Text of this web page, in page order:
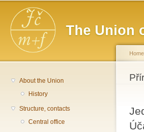
The Union
Main menu
About the Union
History
Structure, contacts
Central office
Home